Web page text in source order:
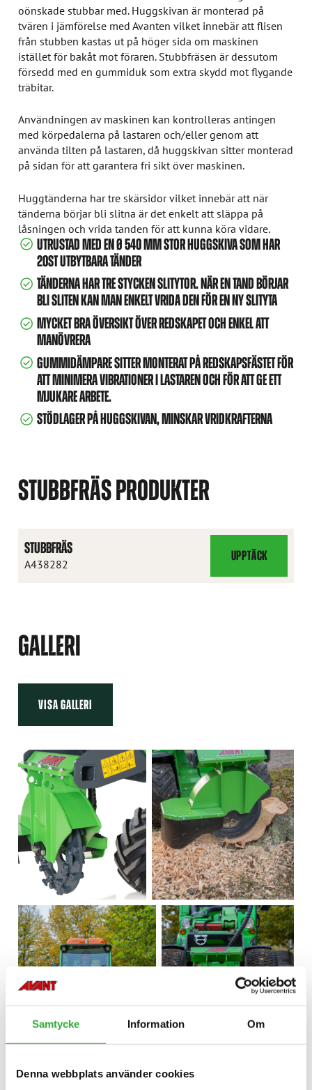
Samtycke Information Om
Denna webbplats använder cookies
oönskade stubbar med. Huggskivan är monterad på
tvären i jämförelse med Avanten vilket innebär att flisen
från stubben kastas ut på höger sida om maskinen
istället för bakåt mot föraren. Stubbfräsen är dessutom
försedd med en gummiduk som extra skydd mot flygande
träbitar.
Användningen av maskinen kan kontrolleras antingen
med körpedalerna på lastaren och/eller genom att
använda tilten på lastaren, då huggskivan sitter monterad
på sidan för att garantera fri sikt över maskinen.
Huggtänderna har tre skärsidor vilket innebär att när
tänderna börjar bli slitna är det enkelt att släppa på
låsningen och vrida tanden för att kunna köra vidare.
UTRUSTAD MED EN Ø 540 MM STOR HUGGSKIVA SOM HAR
20ST UTBYTBARA TÄNDER
TÄNDERNA HAR TRE STYCKEN SLITYTOR. NÄR EN TAND BÖRJAR
BLI SLITEN KAN MAN ENKELT VRIDA DEN FÖR EN NY SLITYTA
MYCKET BRA ÖVERSIKT ÖVER REDSKAPET OCH ENKEL ATT
MANÖVRERA
GUMMIDÄMPARE SITTER MONTERAT PÅ REDSKAPSFÄSTET FÖR
ATT MINIMERA VIBRATIONER I LASTAREN OCH FÖR ATT GE ETT
MJUKARE ARBETE.
STÖDLAGER PÅ HUGGSKIVAN, MINSKAR VRIDKRAFTERNA
STUBBFRÄS PRODUKTER
STUBBFRÄS
A438282
UPPTÄCK
STUBBFRÄS
GALLERI
VISA GALLERI